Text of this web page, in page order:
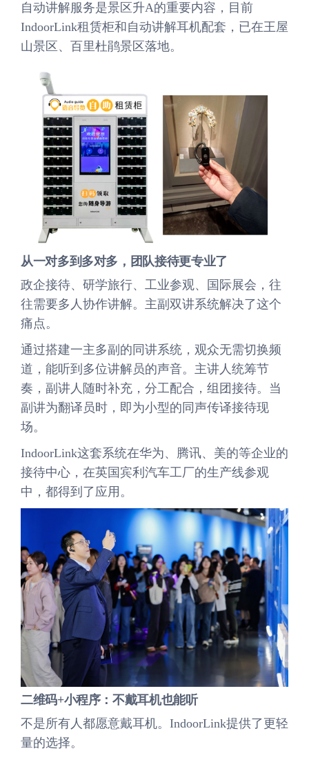
自动讲解服务是景区升A的重要内容，目前
IndoorLink租赁柜和自动讲解耳机配套，已在王屋
山景区、百里杜鹃景区落地。
从一对多到 多对多 ，团队接待更专业了
政企接待、研学旅行、工业参观、国际展会，往
往需要多人协作讲解。主副双讲系统解决了这个
痛点。
通过搭建一主多副的同讲系统，观众无需切换频
道，能听到多位讲解员的声音。主讲人统筹节
奏，副讲人随时补充，分工配合，组团接待。当
副讲为翻译员时，即为小型的同声传译接待现
场。
IndoorLink这套系统在华为、腾讯、美的等企业的
接待中心，在英国宾利汽车工厂的生产线参观
中，都得到了应用。
二维码+小程序：不戴耳机也能听
不是所有人都愿意戴耳机。IndoorLink提供了更轻
量的选择。